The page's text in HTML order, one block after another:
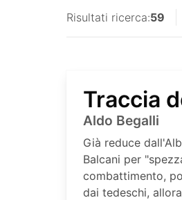
Risultati ricerca:59
Traccia
Aldo Begalli
Già reduce
Balcani per
combattimento,
dai tedeschi,